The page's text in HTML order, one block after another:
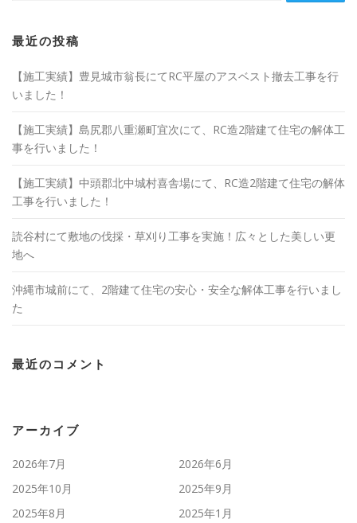
最近の投稿
【施工実績】豊見城市翁長にてRC平屋のアスベスト撤去工事を行
いました！
【施工実績】島尻郡八重瀬町宜次にて、RC造2階建て住宅の解体工
事を行いました！
【施工実績】中頭郡北中城村喜舎場にて、RC造2階建て住宅の解体
工事を行いました！
読谷村にて敷地の伐採・草刈り工事を実施！広々とした美しい更
地へ
沖縄市城前にて、2階建て住宅の安心・安全な解体工事を行いまし
た
最近のコメント
アーカイブ
2026年7月
2026年6月
2025年10月
2025年9月
2025年8月
2025年1月